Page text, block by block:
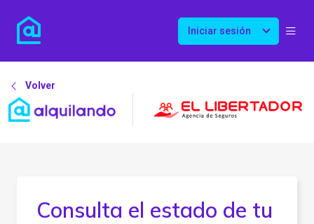
Iniciar sesión
Volver
Consulta el estado de tu